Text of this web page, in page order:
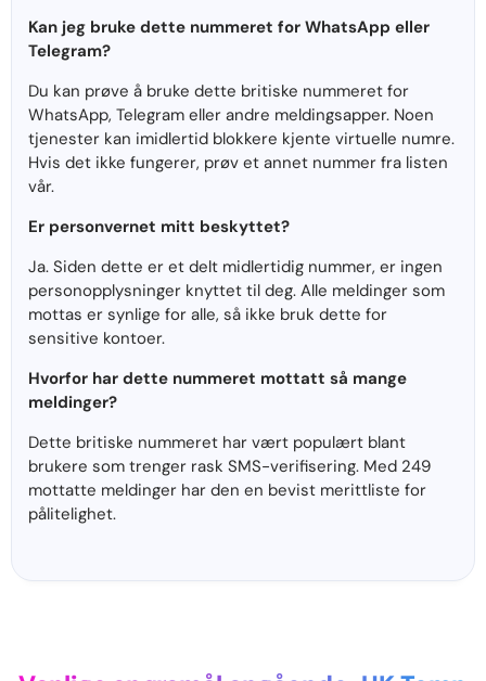
Kan jeg bruke dette nummeret for WhatsApp eller
Telegram?
Du kan prøve å bruke dette britiske nummeret for
WhatsApp, Telegram eller andre meldingsapper. Noen
tjenester kan imidlertid blokkere kjente virtuelle numre.
Hvis det ikke fungerer, prøv et annet nummer fra listen
vår.
Er personvernet mitt beskyttet?
Ja. Siden dette er et delt midlertidig nummer, er ingen
personopplysninger knyttet til deg. Alle meldinger som
mottas er synlige for alle, så ikke bruk dette for
sensitive kontoer.
Hvorfor har dette nummeret mottatt så mange
meldinger?
Dette britiske nummeret har vært populært blant
brukere som trenger rask SMS-verifisering. Med 249
mottatte meldinger har den en bevist merittliste for
pålitelighet.